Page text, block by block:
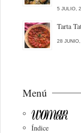
5 JULIO,
Tarta
28
Menú
Índice